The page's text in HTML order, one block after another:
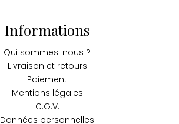
Informations
Qui sommes-nous ?
Livraison et retours
Paiement
Mentions légales
C.G.V.
Données personnelles